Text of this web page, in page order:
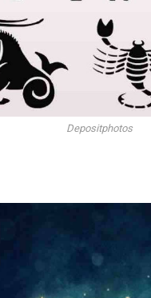
Depositphotos